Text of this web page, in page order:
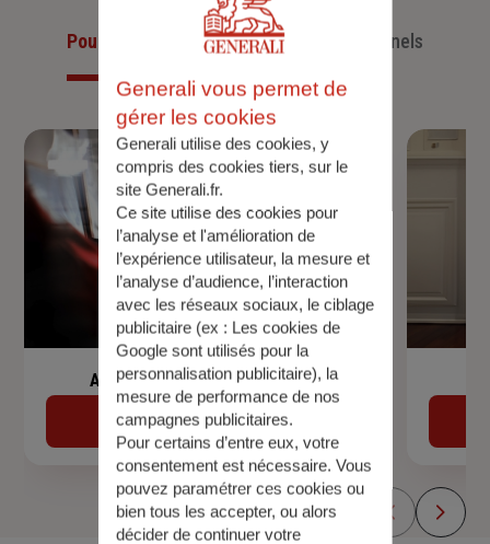
Pour les particuliersPour les professionnels
Assurance de prêt immobilier
Découvrir
Generali vous permet de
gérer les cookies
Generali utilise des cookies, y
compris des cookies tiers, sur le
site Generali.fr.
Ce site utilise des cookies pour
l’analyse et l'amélioration de
l’expérience utilisateur, la mesure et
l’analyse d’audience, l’interaction
avec les réseaux sociaux, le ciblage
publicitaire (ex : Les cookies de
Google sont utilisés pour la
personnalisation publicitaire), la
mesure de performance de nos
campagnes publicitaires.
Pour certains d’entre eux, votre
consentement est nécessaire. Vous
pouvez paramétrer ces cookies ou
bien tous les accepter, ou alors
décider de continuer votre